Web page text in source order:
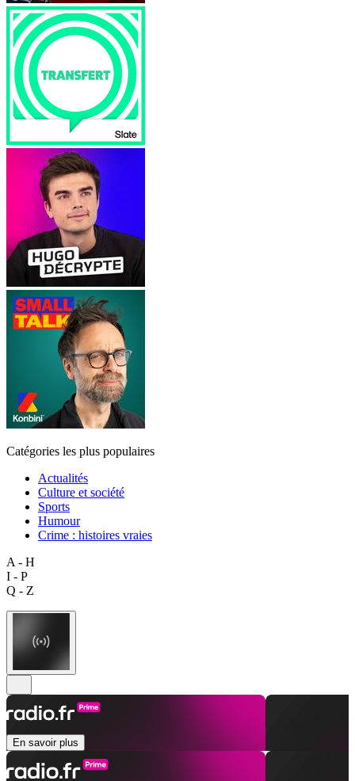
Catégories les plus populaires
Actualités
Culture et société
Sports
Humour
Crime : histoires vraies
A - H
I - P
Q - Z
En savoir plus